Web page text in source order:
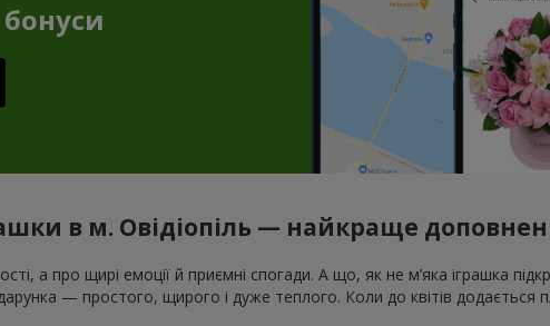
в м. Овідіопіль — найкраще
а про щирі емоції й приємні спогади. А що, як не м’яка іграшка
— простого, щирого і дуже теплого. Коли до квітів